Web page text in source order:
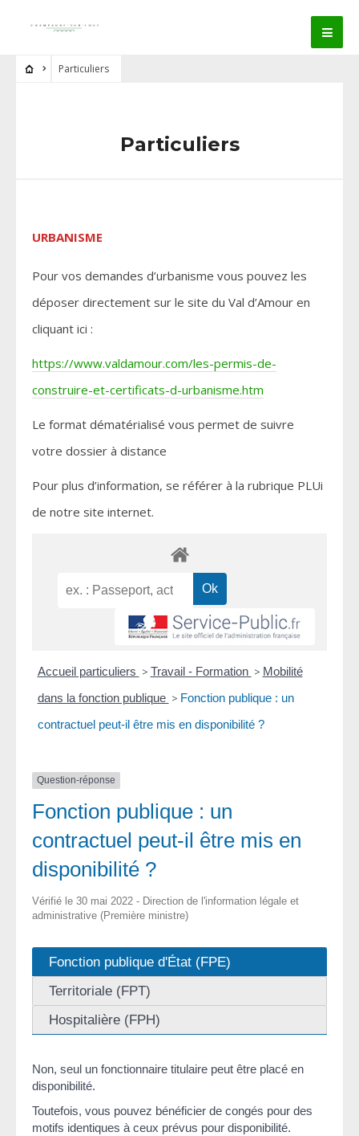
Particuliers
Particuliers
URBANISME
Pour vos demandes d’urbanisme vous pouvez les
déposer directement sur le site du Val d’Amour en
cliquant ici :
https://www.valdamour.com/les-permis-de-
construire-et-certificats-d-urbanisme.htm
Le format dématérialisé vous permet de suivre
votre dossier à distance
Pour plus d’information, se référer à la rubrique PLUi
de notre site internet.
Accueil particuliers > Travail - Formation > Mobilité
dans la fonction publique > Fonction publique : un
contractuel peut-il être mis en disponibilité ?
Question-réponse
Fonction publique : un
contractuel peut-il être mis en
disponibilité ?
Vérifié le 30 mai 2022 - Direction de l'information légale et
administrative (Première ministre)
Fonction publique d'État (FPE)
Territoriale (FPT)
Hospitalière (FPH)
Non, seul un fonctionnaire titulaire peut être placé en
disponibilité.
Toutefois, vous pouvez bénéficier de congés pour des
motifs identiques à ceux prévus pour disponibilité.